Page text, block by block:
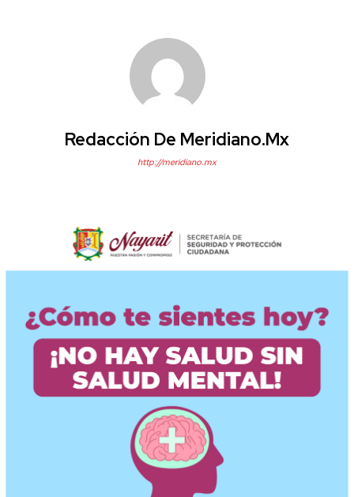
Redacción De Meridiano.mx
http://meridiano.mx